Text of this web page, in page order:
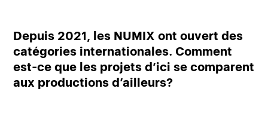
Depuis 2021, les NUMIX ont ouvert des
catégories internationales. Comment
est-ce que les projets d’ici se comparent
aux productions d’ailleurs?